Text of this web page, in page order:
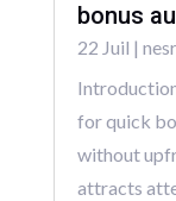
bonus
22 Juil |
for quick
without
attracts